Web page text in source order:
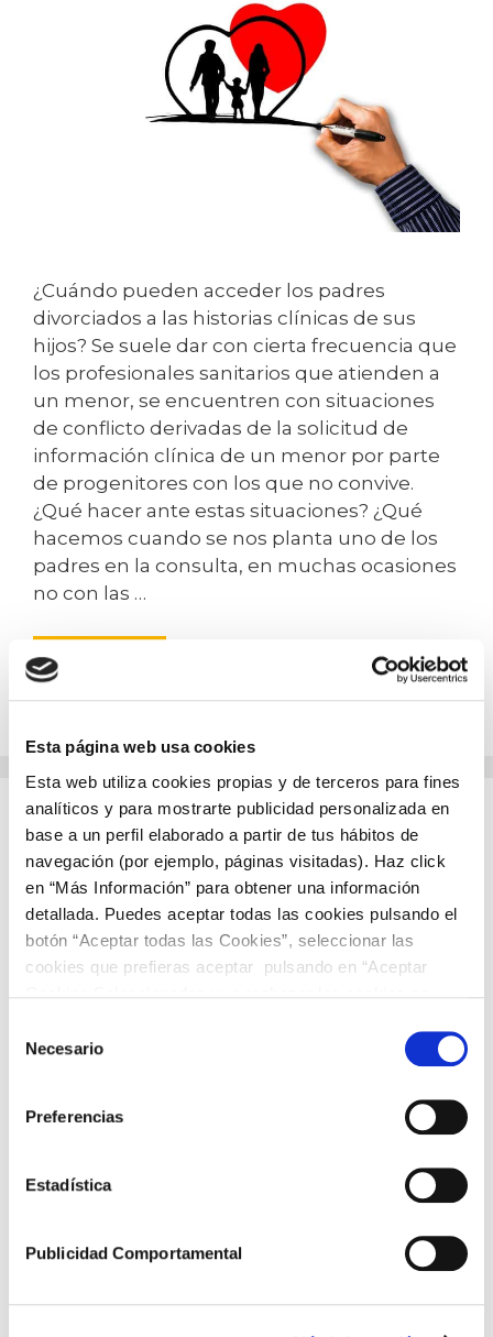
Esta página web usa cookies
Esta web utiliza cookies propias y de terceros para fines
analíticos y para mostrarte publicidad personalizada en
base a un perfil elaborado a partir de tus hábitos de
navegación (por ejemplo, páginas visitadas). Haz click
en “Más Información” para obtener una información
detallada. Puedes aceptar todas las cookies pulsando el
botón “Aceptar todas las Cookies”, seleccionar las
cookies que prefieras aceptar pulsando en “Aceptar
Necesario
Preferencias
Estadística
Publicidad Comportamental
¿Cuándo pueden acceder los padres
divorciados a las historias clínicas de sus
hijos? Se suele dar con cierta frecuencia que
los profesionales sanitarios que atienden a
un menor, se encuentren con situaciones
de conflicto derivadas de la solicitud de
información clínica de un menor por parte
de progenitores con los que no convive.
¿Qué hacer ante estas situaciones? ¿Qué
hacemos cuando se nos planta uno de los
padres en la consulta, en muchas ocasiones
no con las …
Leer más
Tratamiento de datos en la
historia clínica:
TODO lo que debes saber.
16 septiembre, 2020 pore-RGPDdoctor
EN LA HISTORIA CLÍNICA. ¿Sabes si tienes